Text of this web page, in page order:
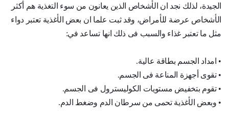
الجيدة، لذلك نجد ان الأشخاص الذين يعانون من سوء التغذية هم أكثر
الأشخاص عرضة للأمراض، وقد ثبت علما ان بعض الأغذية تعتبر دواء
مثل ما تعتبر غذاء والسبب فى ذلك انها تساعد في:
• امداد الجسم بطاقة عالية.
• تقوى أجهزة المناعة فى الجسم.
• تقوم بتخفيض مستويات الكوليسترول فى الجسم.
• وبعض الأغذية تحمى من سرطان الدم وضغط الدم.